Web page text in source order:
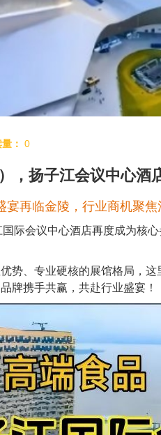
： 0
，扬子江会议中心酒
宴再临金陵，行业商机聚焦
际会议中心酒店再度成为核心
势、专业硬核的展馆格局，
牌携手共赢，共赴行业盛宴！